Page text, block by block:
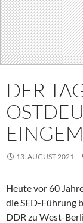
DER
13. AUGUST 2021
Heute vor 60
die SED-Führung
DDR zu West-